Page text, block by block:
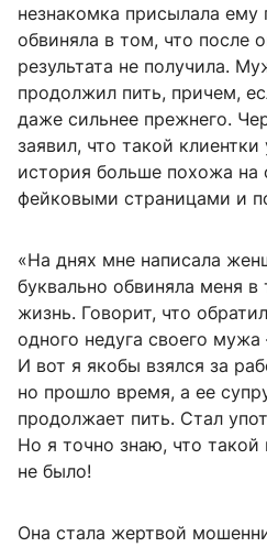
незнакомка присылала
обвиняла в том, что после
результата не получила.
продолжил пить, причем,
даже сильнее прежнего.
заявил, что такой
история больше похожа на
фейковыми страницами и
«На днях мне написала
буквально обвиняла меня
жизнь. Говорит, что
одного недуга своего
И вот я якобы взялся за
но прошло время, а ее
продолжает пить. Стал
Но я точно знаю, что
не было!
Она стала жертвой